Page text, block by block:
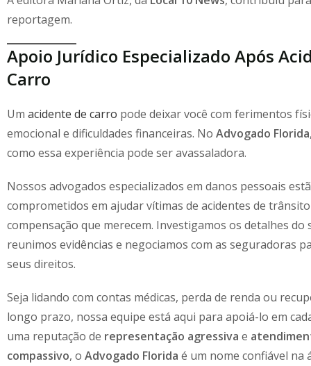
reportagem.
Apoio Jurídico Especializado Após
Carro
Um acidente de carro pode deixar você com ferimentos
emocional e dificuldades financeiras. No Advogado Florida
como essa experiência pode ser avassaladora.
Nossos advogados especializados em danos pessoais
comprometidos em ajudar vítimas de acidentes de
compensação que merecem. Investigamos os detalhes do
reunimos evidências e negociamos com as seguradoras
seus direitos.
Seja lidando com contas médicas, perda de renda ou
longo prazo, nossa equipe está aqui para apoiá-lo em
uma reputação de representação agressiva e
compassivo, o Advogado Florida é um nome confiável na